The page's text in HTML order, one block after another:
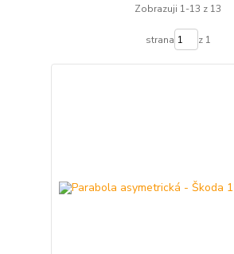
Zobrazuji 1-13 z 13
strana z 1